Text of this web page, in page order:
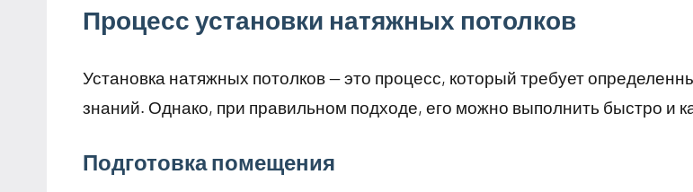
Процесс установки натяжных потолков
Установка натяжных потолков — это процесс, который требует
знаний. Однако, при правильном подходе, его можно выполнить быстро и
Подготовка помещения